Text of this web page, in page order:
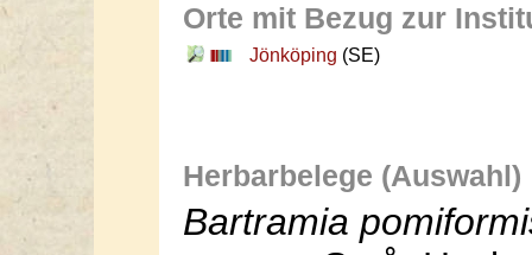
Orte mit Bezug zur
Jönköping (SE)
Herbarbelege (Auswahl)
Bartramia